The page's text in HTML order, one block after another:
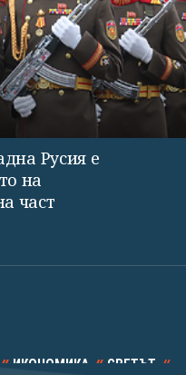
Русия е
на
част
ИКОНОМИКА СВЕТЪТ